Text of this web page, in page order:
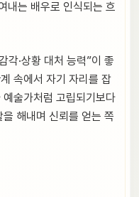
내는 배우로 인식되는 흐
각·상황 대처 능력”이 좋
속에서 자기 자리를 잡
술가처럼 고립되기보다
해내며 신뢰를 얻는 쪽